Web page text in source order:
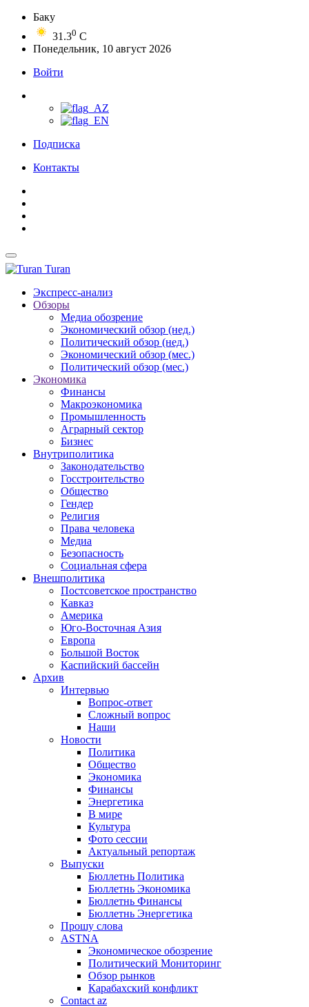
Баку
31.30 C
Понедельник, 10 август 2026
Войти
Подписка
Контакты
Turan
Экспресс-анализ
Обзоры
Медиа обозрение
Экономический обзор (нед.)
Политический обзор (нед.)
Экономический обзор (мес.)
Политический обзор (мес.)
Экономика
Финансы
Макроэкономика
Промышленность
Аграрный сектор
Бизнес
Внутриполитика
Законодательство
Госстроительство
Общество
Гендер
Религия
Права человека
Медиа
Безопасность
Социальная сфера
Внешполитика
Постсоветское пространство
Кавказ
Америка
Юго-Восточная Азия
Европа
Большой Восток
Каспийский бассейн
Архив
Интервью
Вопрос-ответ
Сложный вопрос
Наши
Новости
Политика
Общество
Экономика
Финансы
Энергетика
В мире
Культура
Фото сессии
Актуальный репортаж
Выпуски
Бюллетнь Политика
Бюллетнь Экономика
Бюллетнь Финансы
Бюллетнь Энергетика
Прошу слова
ASTNA
Экономическое обозрение
Политический Мониторинг
Обзор рынков
Карабахский конфликт
Contact az